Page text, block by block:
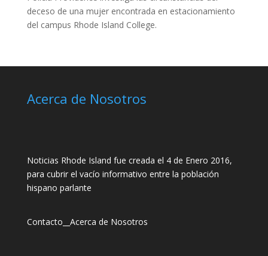
deceso de una mujer encontrada en estacionamiento
del campus Rhode Island College.
Acerca de Nosotros
Noticias Rhode Island fue creada el 4 de Enero 2016,
para cubrir el vacío informativo entre la población
hispano parlante
Contacto Acerca de Nosotros